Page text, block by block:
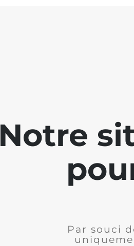
Notre
Par souci